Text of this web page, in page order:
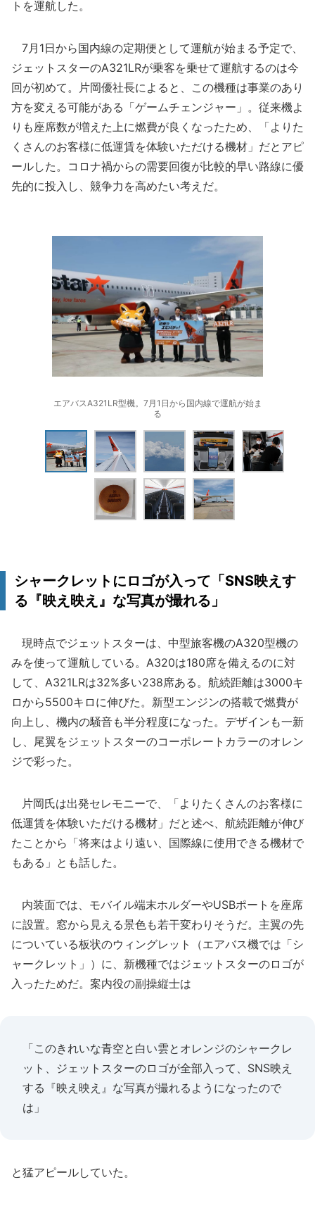
トを運航した。
7月1日から国内線の定期便として運航が始まる予定で、
ジェットスターのA321LRが乗客を乗せて運航するのは今
回が初めて。片岡優社長によると、この機種は事業のあり
方を変える可能がある「ゲームチェンジャー」。従来機よ
りも座席数が増えた上に燃費が良くなったため、「よりた
くさんのお客様に低運賃を体験いただける機材」だとアピ
ールした。コロナ禍からの需要回復が比較的早い路線に優
先的に投入し、競争力を高めたい考えだ。
エアバスA321LR型機。7月1日から国内線で運航が始ま
る
シャークレットにロゴが入って「SNS映えす
る『映え映え』な写真が撮れる」
現時点でジェットスターは、中型旅客機のA320型機の
みを使って運航している。A320は180席を備えるのに対
して、A321LRは32%多い238席ある。航続距離は3000キ
ロから5500キロに伸びた。新型エンジンの搭載で燃費が
向上し、機内の騒音も半分程度になった。デザインも一新
し、尾翼をジェットスターのコーポレートカラーのオレン
ジで彩った。
片岡氏は出発セレモニーで、「よりたくさんのお客様に
低運賃を体験いただける機材」だと述べ、航続距離が伸び
たことから「将来はより遠い、国際線に使用できる機材で
もある」とも話した。
内装面では、モバイル端末ホルダーやUSBポートを座席
に設置。窓から見える景色も若干変わりそうだ。主翼の先
についている板状のウィングレット（エアバス機では「シ
ャークレット」）に、新機種ではジェットスターのロゴが
入ったためだ。案内役の副操縦士は
「このきれいな青空と白い雲とオレンジのシャークレ
ット、ジェットスターのロゴが全部入って、SNS映え
する『映え映え』な写真が撮れるようになったので
は」
と猛アピールしていた。